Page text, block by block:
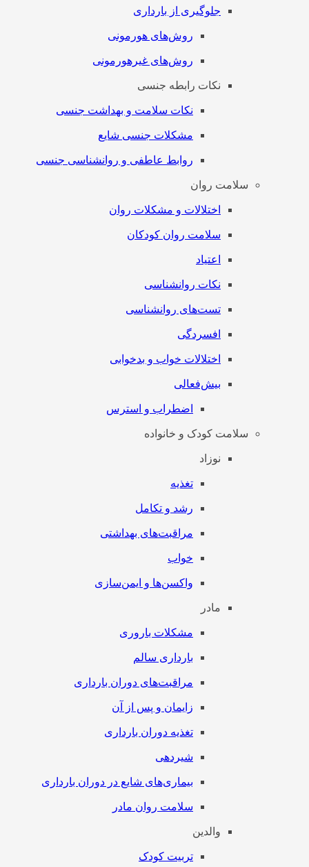
جلوگیری از بارداری
روش‌های هورمونی
روش‌های غیرهورمونی
نکات رابطه جنسی
نکات سلامت و بهداشت جنسی
مشکلات جنسی شایع
روابط عاطفی و روانشناسی جنسی
سلامت روان
اختلالات و مشکلات روان
سلامت روان کودکان
اعتیاد
نکات روانشناسی
تست‌های روانشناسی
افسردگی
اختلالات خواب و بدخوابی
بیش‌فعالی
اضطراب و استرس
سلامت کودک و خانواده
نوزاد
تغذیه
رشد و تکامل
مراقبت‌های بهداشتی
خواب
واکسن‌ها و ایمن‌سازی
مادر
مشکلات باروری
بارداری سالم
مراقبت‌های دوران بارداری
زایمان و پس از آن
تغذیه دوران بارداری
شیردهی
بیماری‌های شایع در دوران بارداری
سلامت روان مادر
والدین
تربیت کودک